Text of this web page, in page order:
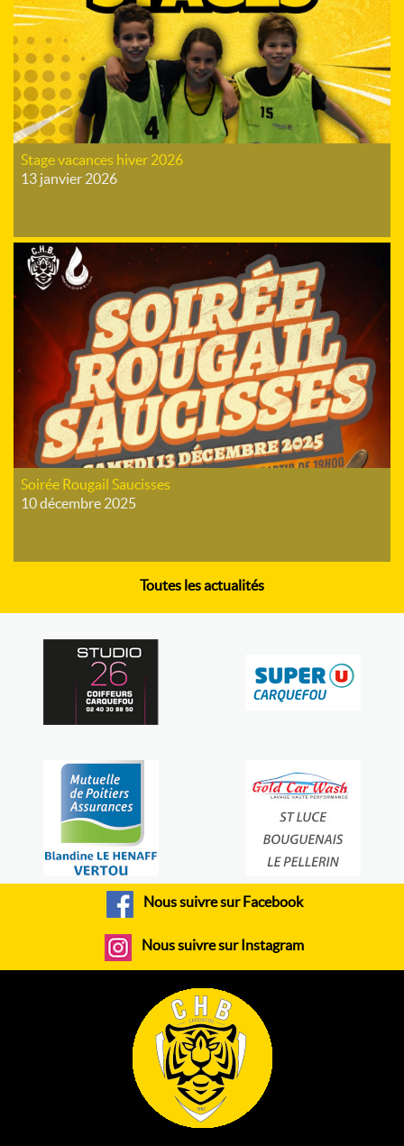
Stage vacances hiver 2026
13 janvier 2026
Soirée Rougail Saucisses
10 décembre 2025
Toutes les actualités
Nous suivre sur Facebook
Nous suivre sur Instagram